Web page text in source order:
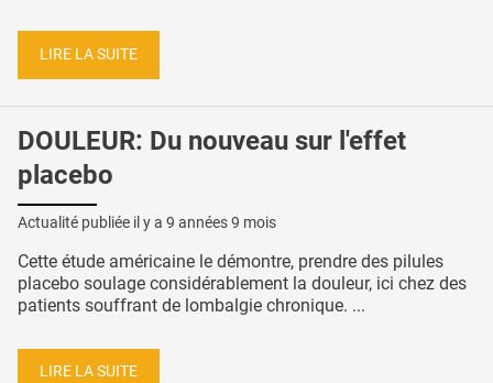
LIRE LA SUITE
DOULEUR: Du nouveau sur l'effet
placebo
Actualité publiée il y a 9 années 9 mois
Cette étude américaine le démontre, prendre des pilules
placebo soulage considérablement la douleur, ici chez des
patients souffrant de lombalgie chronique. ...
LIRE LA SUITE